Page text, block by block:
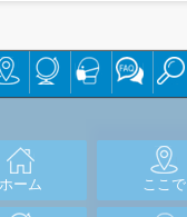
ホーム ここで